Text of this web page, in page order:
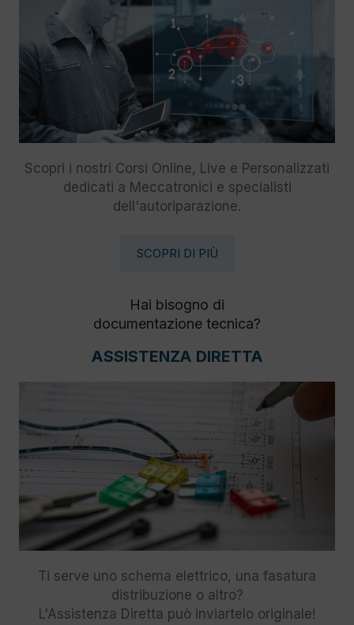
Scopri i nostri Corsi Online, Live e Personalizzati
dedicati a Meccatronici e specialisti
dell'autoriparazione.
SCOPRI DI PIÙ
Hai bisogno di
documentazione tecnica?
ASSISTENZA DIRETTA
Ti serve uno schema elettrico, una fasatura
distribuzione o altro?
L'Assistenza Diretta può inviartelo originale!